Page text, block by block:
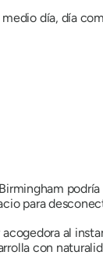
día, día
para
al
con